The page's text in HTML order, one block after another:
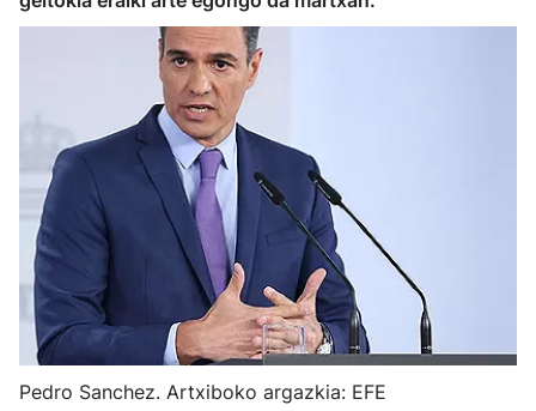
Pedro Sanchez. Artxiboko argazkia: EFE